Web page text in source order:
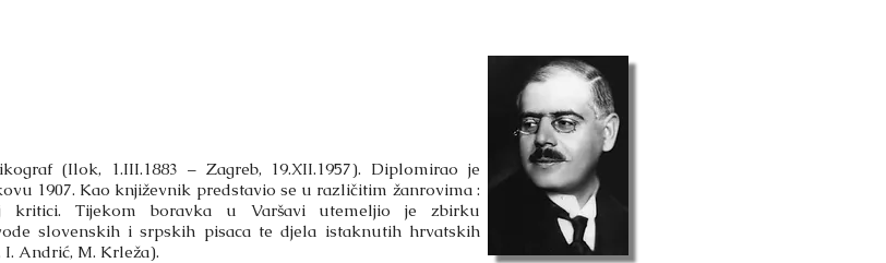
(Ilok, 1.III.1883 – Zagreb, 19.XII.1957). Diplomirao je
1907. Kao književnik predstavio se u različitim žanrovima :
kritici. Tijekom boravka u Varšavi utemeljio je zbirku
slovenskih i srpskih pisaca te djela istaknutih hrvatskih
Andrić, M. Krleža).